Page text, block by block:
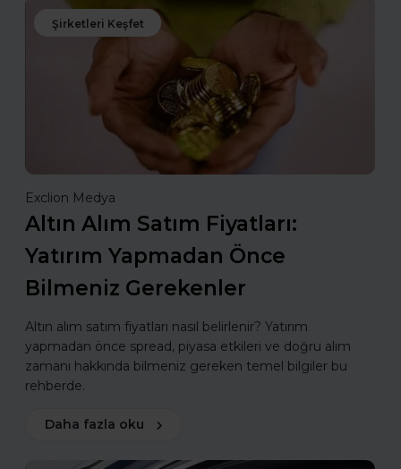
Şirketleri Keşfet
Exclion Medya
Altın Alım Satım Fiyatları:
Yatırım Yapmadan Önce
Bilmeniz Gerekenler
Altın alım satım fiyatları nasıl belirlenir? Yatırım
yapmadan önce spread, piyasa etkileri ve doğru alım
zamanı hakkında bilmeniz gereken temel bilgiler bu
rehberde.
Daha fazla oku